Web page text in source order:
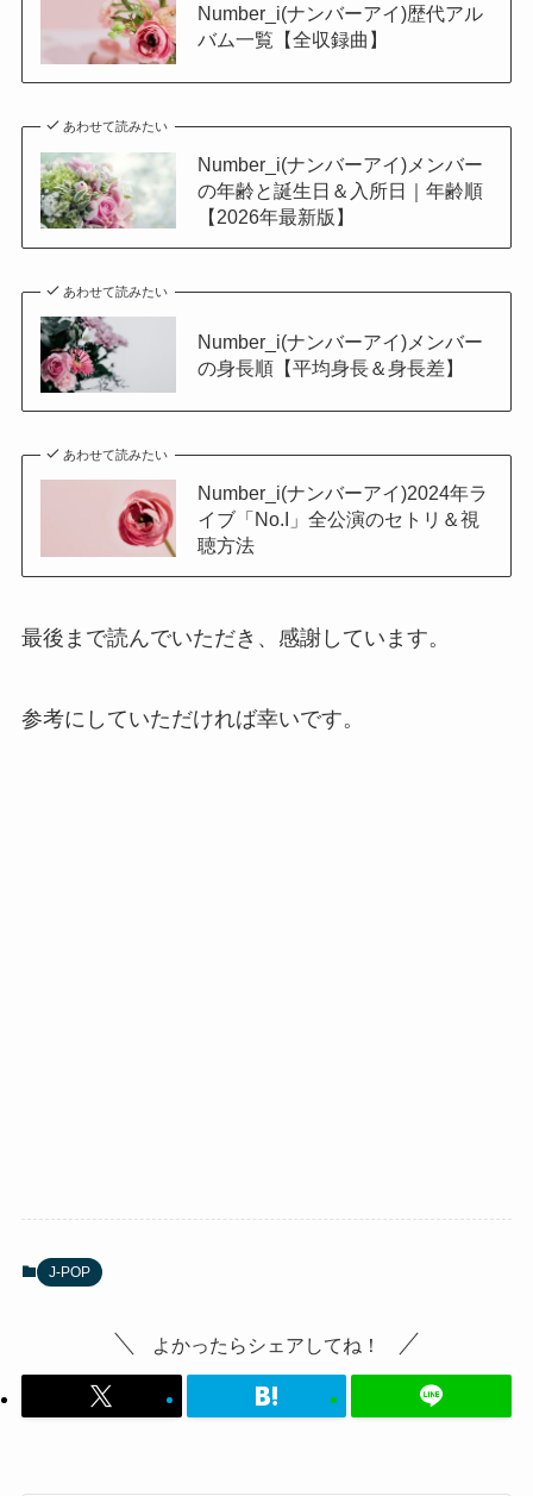
Number_i(ナンバーアイ)歴代アル
バム一覧【全収録曲】
あわせて読みたい
Number_i(ナンバーアイ)メンバー
の年齢と誕生日＆入所日｜年齢順
【2026年最新版】
あわせて読みたい
Number_i(ナンバーアイ)メンバー
の身長順【平均身長＆身長差】
あわせて読みたい
Number_i(ナンバーアイ)2024年ラ
イブ「No.I」全公演のセトリ＆視
聴方法
最後まで読んでいただき、感謝しています。
参考にしていただければ幸いです。
J-POP
よかったらシェアしてね！